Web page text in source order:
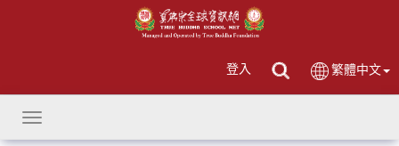
登入 繁體中文
Toggle
navigation